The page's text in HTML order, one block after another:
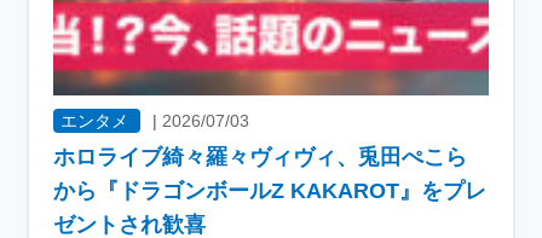
エンタメ | 2026/07/03
ホロライブ綺々羅々ヴィヴィ、兎田ぺこら
から『ドラゴンボールZ KAKAROT』をプレ
ゼントされ歓喜